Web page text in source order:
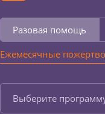
Разовая помощь
Ежемесячные
Выберите